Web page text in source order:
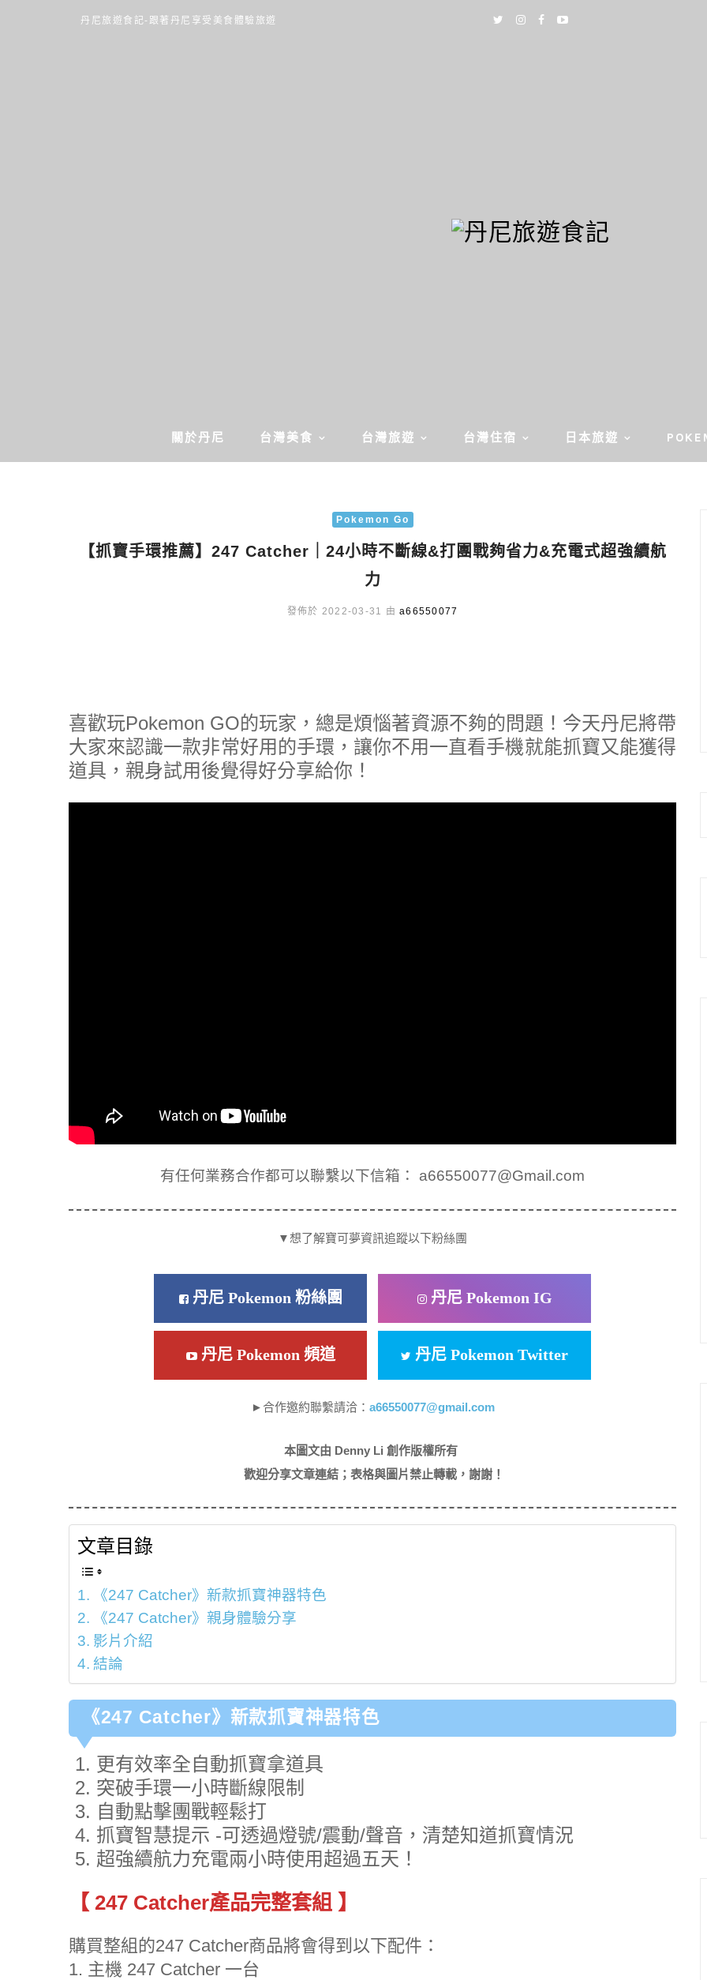
丹尼旅遊食記-跟著丹尼享受美食體驗旅遊
關於丹尼 台灣美食 台灣旅遊 台灣住宿 日本旅遊
Pokemon Go
【抓寶手環推薦】247 Catcher｜24小時不斷線&打團戰夠省力&充電式超強續航
力
發佈於 2022-03-31 由 a66550077
喜歡玩Pokemon GO的玩家，總是煩惱著資源不夠的問題！今天丹尼將帶
大家來認識一款非常好用的手環，讓你不用一直看手機就能抓寶又能獲得
道具，親身試用後覺得好分享給你！
有任何業務合作都可以聯繫以下信箱： a66550077@Gmail.com
▼想了解寶可夢資訊追蹤以下粉絲團
丹尼 Pokemon 粉絲團 丹尼 Pokemon IG
丹尼 Pokemon 頻道 丹尼 Pokemon Twitter
►合作邀約聯繫請洽： a66550077@gmail.com
本圖文由 Denny Li 創作版權所有
歡迎分享文章連結；表格與圖片禁止轉載，謝謝！
文章目錄
《247 Catcher》新款抓寶神器特色
《247 Catcher》親身體驗分享
影片介紹
結論
《247 Catcher》新款抓寶神器特色
更有效率全自動抓寶拿道具
突破手環一小時斷線限制
自動點擊團戰輕鬆打
抓寶智慧提示 -可透過燈號/震動/聲音，清楚知道抓寶情況
超強續航力充電兩小時使用超過五天！
【 247 Catcher產品完整套組 】
購買整組的247 Catcher商品將會得到以下配件：
1. 主機 247 Catcher 一台